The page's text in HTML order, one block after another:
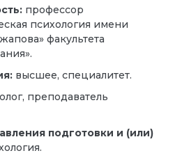
профессор
психология имени
факультета
высшее, специалитет.
преподаватель
подготовки и (или)